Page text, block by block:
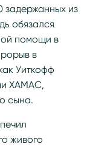
задержанных из
обязался
помощи в
в
Уиткофф
ХАМАС,
сына.
живого